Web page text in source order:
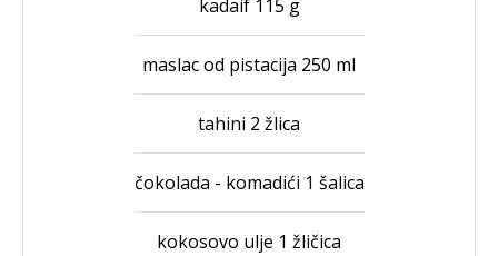
kadaif 115 g
maslac od pistacija 250 ml
tahini 2 žlica
čokolada - komadići 1 šalica
kokosovo ulje 1 žličica